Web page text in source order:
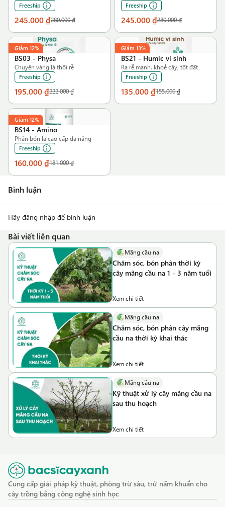
Freeship
245.000 ₫280.000 ₫
Freeship
245.000 ₫280.000 ₫
Giảm 12%
BS03 - Physa
Chuyên vàng lá thối rễ
Freeship
195.000 ₫222.000 ₫
Giảm 13%
BS21 - Humic vi sinh
Ra rễ mạnh. khoẻ cây, tốt đất
Freeship
135.000 ₫155.000 ₫
Giảm 12%
BS14 - Amino
Phân bón lá cao cấp đa năng
Freeship
160.000 ₫181.000 ₫
Bình luận
Hãy đăng nhập để bình luận
Bài viết liên quan
Mãng cầu na
Chăm sóc, bón phân thời kỳ
cây mãng cầu na 1 - 3 năm tuổi
Xem chi tiết
Mãng cầu na
Chăm sóc, bón phân cây mãng
cầu na thời kỳ khai thác
Xem chi tiết
Mãng cầu na
Kỹ thuật xử lý cây mãng cầu na
sau thu hoạch
Xem chi tiết
Cung cấp giải pháp kỹ thuật, phòng trừ sâu, trừ nấm khuẩn cho
cây trồng bằng công nghệ sinh học